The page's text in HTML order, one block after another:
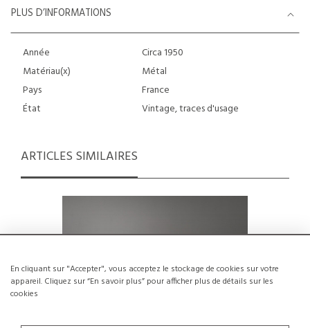
En cliquant sur "Accepter", vous acceptez le stockage de cookies sur votre
appareil. Cliquez sur “En savoir plus” pour afficher plus de détails sur les
cookies
PLUS D’INFORMATIONS
Année
Circa 1950
Matériau(x)
Métal
Pays
France
État
Vintage, traces d'usage
ARTICLES SIMILAIRES